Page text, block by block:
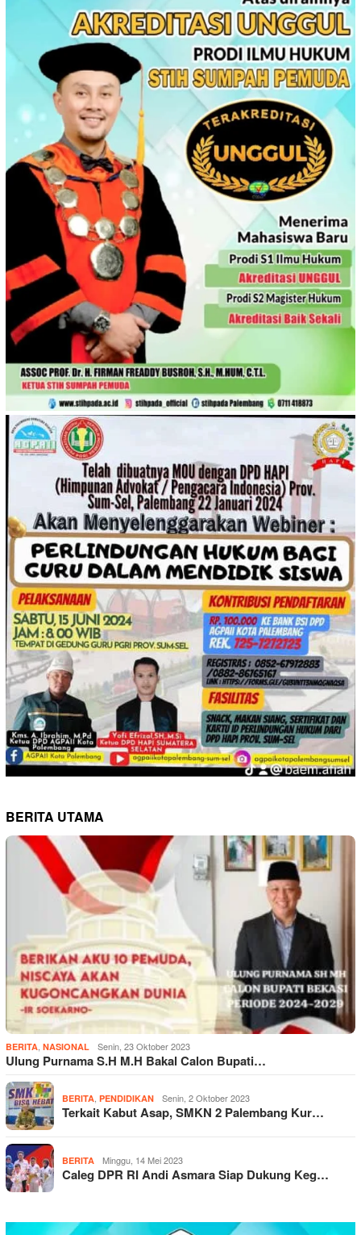
BERITA UTAMA
BERITA NASIONAL Senin, 23 Oktober 2023
Ulung Purnama S.H M.H Bakal Calon Bupati…
BERITA PENDIDIKAN Senin, 2 Oktober 2023
Terkait Kabut Asap, SMKN 2 Palembang Kur…
BERITA Minggu, 14 Mei 2023
Caleg DPR RI Andi Asmara Siap Dukung Keg…